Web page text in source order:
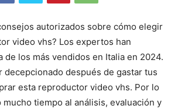
autorizados sobre cómo elegir
video vhs? Los expertos han
de los más vendidos en Italia en 2024.
decepcionado después de gastar tus
esta reproductor video vhs. Por lo
tiempo al análisis, evaluación y